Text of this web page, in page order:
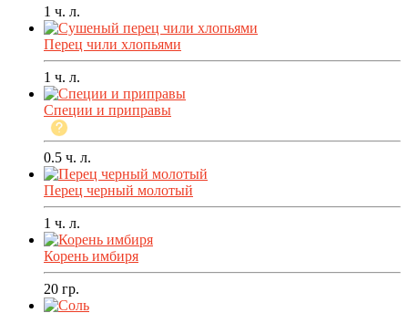
1 ч. л.
Перец чили хлопьями
1 ч. л.
Специи и приправы
0.5 ч. л.
Перец черный молотый
1 ч. л.
Корень имбиря
20 гр.